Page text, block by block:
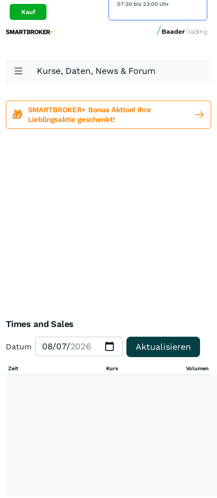
Kauf
07:30 bis 23:00 Uhr
Kurse, Daten, News & Forum
🎁
SMARTBROKER+ Bonus Aktion! Ihre
Lieblingsaktie geschenkt!
Times and Sales
Datum Aktualisieren
Zeit Kurs Volumen